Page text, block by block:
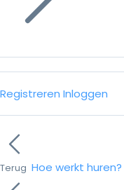
Registreren Inloggen
Terug Hoe werkt huren?